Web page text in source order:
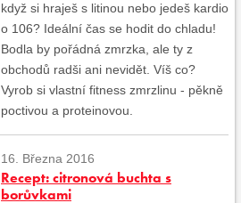
když si hraješ s litinou nebo jedeš kardio
o 106? Ideální čas se hodit do chladu!
Bodla by pořádná zmrzka, ale ty z
obchodů radši ani nevidět. Víš co?
Vyrob si vlastní fitness zmrzlinu - pěkně
poctivou a proteinovou.
16. Března 2016
Recept: citronová buchta s
borůvkami